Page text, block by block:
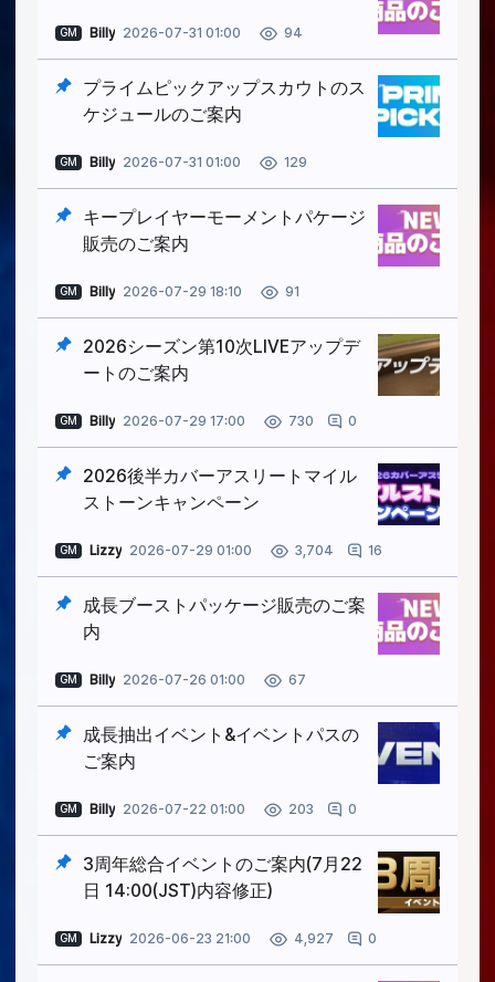
GM Billy 2026-07-31 01:00 94
プライムピックアップスカウトのス
ケジュールのご案内
GM Billy 2026-07-31 01:00 129
キープレイヤーモーメントパケージ
販売のご案内
GM Billy 2026-07-29 18:10 91
2026シーズン第10次LIVEアップデ
ートのご案内
GM Billy 2026-07-29 17:00 730 0
2026後半カバーアスリートマイル
ストーンキャンペーン
GM Lizzy 2026-07-29 01:00 3,704 16
成長ブーストパッケージ販売のご案
内
GM Billy 2026-07-26 01:00 67
成長抽出イベント&イベントパスの
ご案内
GM Billy 2026-07-22 01:00 203 0
3周年総合イベントのご案内(7月22
日 14:00(JST)内容修正)
GM Lizzy 2026-06-23 21:00 4,927 0